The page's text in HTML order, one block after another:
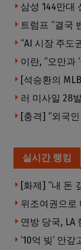
이란, “오만과
러 미사일 28
실시간 랭킹